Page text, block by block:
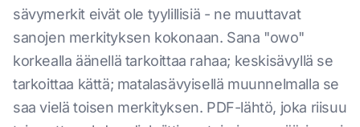
sävymerkit eivät ole tyylillisiä - ne muuttavat
sanojen merkityksen kokonaan. Sana "owo"
korkealla äänellä tarkoittaa rahaa; keskisävyllä se
tarkoittaa kättä; matalasävyisellä muunnelmalla se
saa vielä toisen merkityksen. PDF-lähtö, joka riisuu